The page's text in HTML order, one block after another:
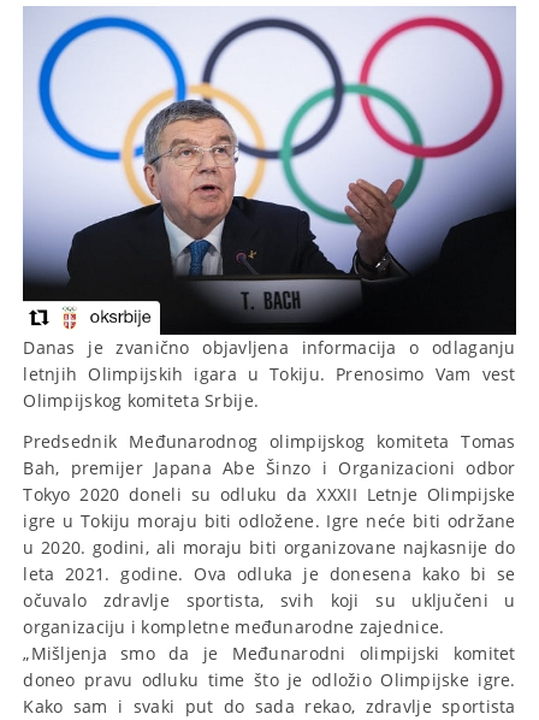
Danas je zvanično objavljena informacija o odlaganju
letnjih Olimpijskih igara u Tokiju. Prenosimo Vam vest
Olimpijskog komiteta Srbije.
Predsednik Međunarodnog olimpijskog komiteta Tomas
Bah, premijer Japana Abe Šinzo i Organizacioni odbor
Tokyo 2020 doneli su odluku da XXXII Letnje Olimpijske
igre u Tokiju moraju biti odložene. Igre neće biti održane
u 2020. godini, ali moraju biti organizovane najkasnije do
leta 2021. godine. Ova odluka je donesena kako bi se
očuvalo zdravlje sportista, svih koji su uključeni u
organizaciju i kompletne međunarodne zajednice.
„Mišljenja smo da je Međunarodni olimpijski komitet
doneo pravu odluku time što je odložio Olimpijske igre.
Kako sam i svaki put do sada rekao, zdravlje sportista